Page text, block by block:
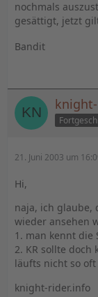
nochmals
gesättigt, jetzt
Bandit
21. Juni 2003 um
Hi,
naja, ich glaube,
wieder ansehen
1. man kennt
2. KR sollte doch
läufts nicht so oft
knight-rider.info